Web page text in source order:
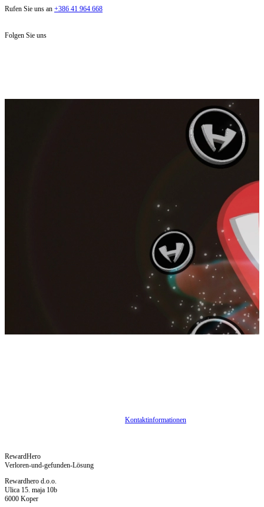
Rufen Sie uns an +386 41 964 668
Folgen Sie uns
Kontaktinformationen
RewardHero
Verloren-und-gefunden-Lösung
Rewardhero d.o.o.
Ulica 15. maja 10b
6000 Koper